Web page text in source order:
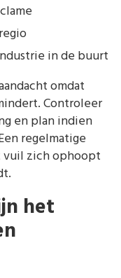
in de buurt
omdat
Controleer
en plan indien
regelmatige
vuil zich ophoopt
het